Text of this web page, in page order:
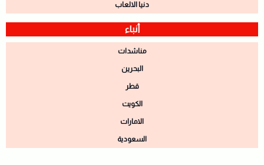
دنيا الالعاب
أنباء
مناشدات
البحرين
قطر
الكويت
الامارات
السعودية